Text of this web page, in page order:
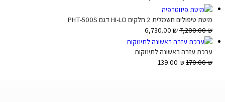
מיטת טיפולים חשמלית 2 חלקים HI-LO דגם PHT-500S
7,200.00₪
6,730.00 ₪
ערכת עזרה ראשונה לתינוקות
170.00₪
139.00 ₪